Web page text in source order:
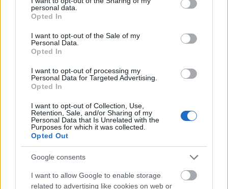
grant or deny consent to Google and its third-party tags to
use your data for below specified purposes in below Google
consent section.
personal data.
Opted In
I want to opt-out of the Sale of my
Personal Data.
Opted In
I want to opt-out of processing my
Personal Data for Targeted Advertising.
Opted In
I want to opt-out of Collection, Use,
Retention, Sale, and/or Sharing of my
Personal Data that Is Unrelated with the
Purposes for which it was collected.
Opted Out
Google consents
I want to allow Google to enable storage
related to advertising like cookies on web or
Műszaki ÉS technikai problémák
[341.]
2023. július 05.